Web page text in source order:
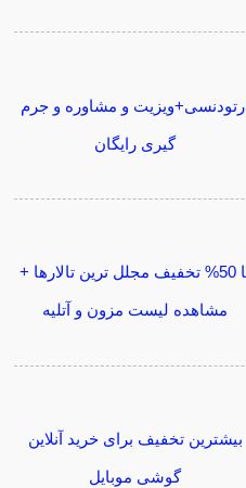
ارتودنسی+ویزیت و مشاوره و جرم
گیری رایگان
تا 50% تخفیف مجلل ترین تالارها +
مشاهده لیست مزون و آتلیه
بیشترین تخفیف برای خرید آنلاین
گوشی موبایل